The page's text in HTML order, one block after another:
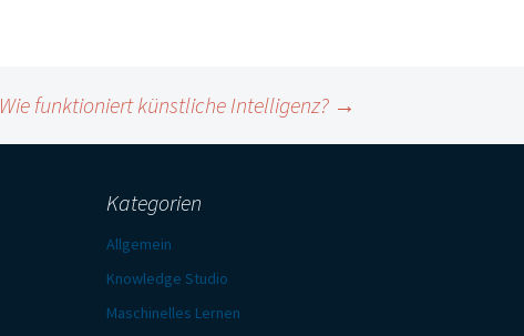
Wie funktioniert künstliche Intelligenz? →
Kategorien
Allgemein
Knowledge Studio
Maschinelles Lernen